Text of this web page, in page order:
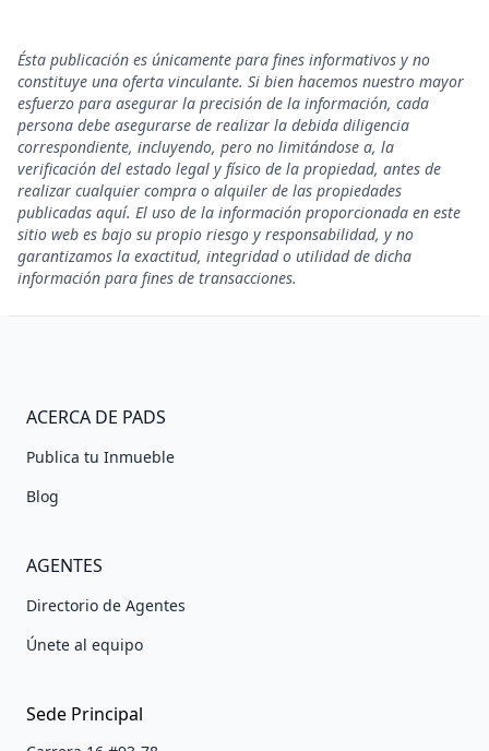
Ésta publicación es únicamente para fines informativos y no
constituye una oferta vinculante. Si bien hacemos nuestro mayor
esfuerzo para asegurar la precisión de la información, cada
persona debe asegurarse de realizar la debida diligencia
correspondiente, incluyendo, pero no limitándose a, la
verificación del estado legal y físico de la propiedad, antes de
realizar cualquier compra o alquiler de las propiedades
publicadas aquí. El uso de la información proporcionada en este
sitio web es bajo su propio riesgo y responsabilidad, y no
garantizamos la exactitud, integridad o utilidad de dicha
información para fines de transacciones.
ACERCA DE PADS
Publica tu Inmueble
Blog
AGENTES
Directorio de Agentes
Únete al equipo
Sede Principal